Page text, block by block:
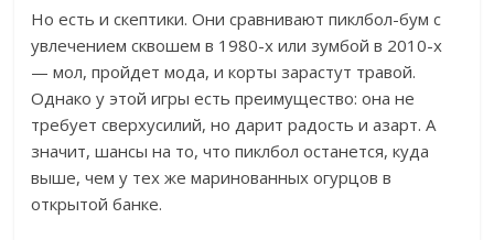
Но есть и скептики. Они сравнивают пиклбол-бум с
увлечением сквошем в 1980-х или зумбой в 2010-х
— мол, пройдет мода, и корты зарастут травой.
Однако у этой игры есть преимущество: она не
требует сверхусилий, но дарит радость и азарт. А
значит, шансы на то, что пиклбол останется, куда
выше, чем у тех же маринованных огурцов в
открытой банке.